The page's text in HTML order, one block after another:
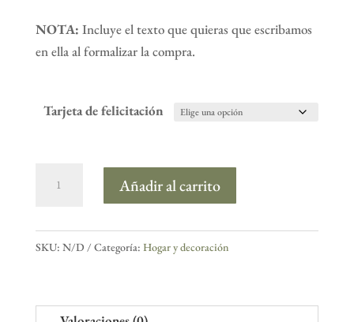
NOTA: Incluye el texto que quieras que escribamos
en ella al formalizar la compra.
Tarjeta de felicitación
Atemp
cantidad
Añadir al carrito
SKU: N/D Categoría: Hogar y decoración